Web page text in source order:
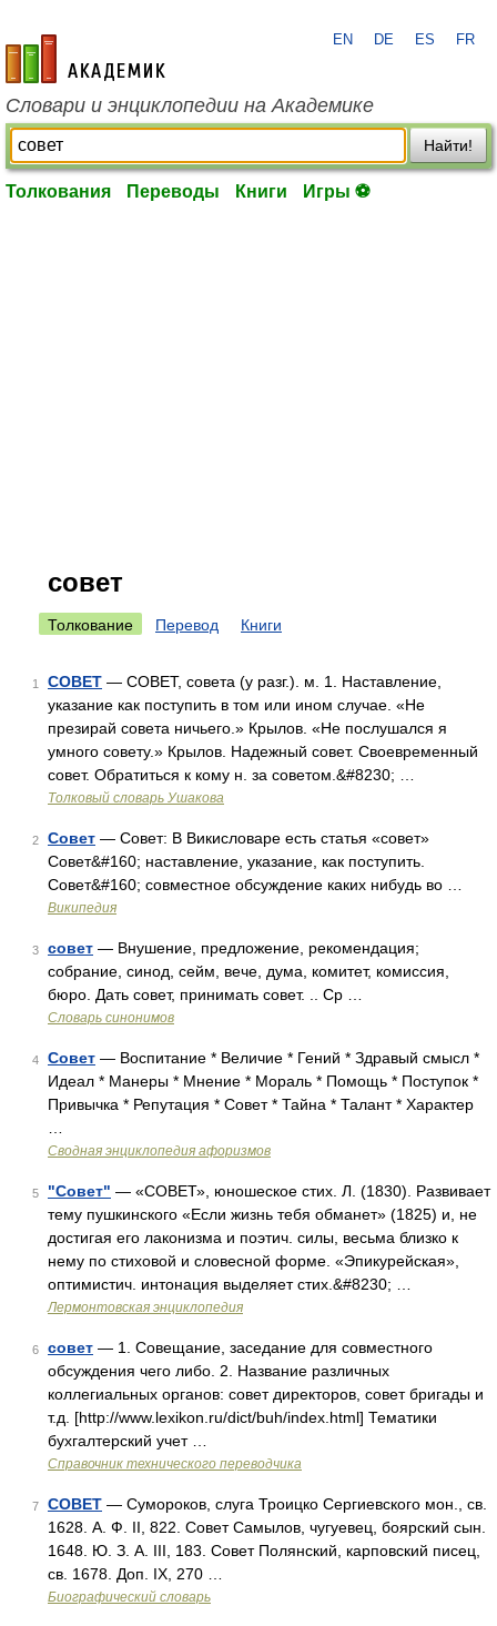
academic.ru
EN DE ES FR
Словари и энциклопедии на Академике
Найти!
Толкования Переводы Книги Игры ⚽
совет
Толкование Перевод Книги
1 СОВЕТ — СОВЕТ, совета (у разг.). м. 1. Наставление,
указание как поступить в том или ином случае. «Не
презирай совета ничьего.» Крылов. «Не послушался я
умного совету.» Крылов. Надежный совет. Своевременный
совет. Обратиться к кому н. за советом.&#8230; …
Толковый словарь Ушакова
2 Совет — Совет: В Викисловаре есть статья «совет»
Совет&#160; наставление, указание, как поступить.
Совет&#160; совместное обсуждение каких нибудь во …
Википедия
3 совет — Внушение, предложение, рекомендация;
собрание, синод, сейм, вече, дума, комитет, комиссия,
бюро. Дать совет, принимать совет. .. Ср …
Словарь синонимов
4 Совет — Воспитание * Величие * Гений * Здравый смысл *
Идеал * Манеры * Мнение * Мораль * Помощь * Поступок *
Привычка * Репутация * Совет * Тайна * Талант * Характер
Сводная энциклопедия афоризмов
5 "Совет" — «СОВЕТ», юношеское стих. Л. (1830). Развивает
тему пушкинского «Если жизнь тебя обманет» (1825) и, не
достигая его лаконизма и поэтич. силы, весьма близко к
нему по стиховой и словесной форме. «Эпикурейская»,
оптимистич. интонация выделяет стих.&#8230; …
Лермонтовская энциклопедия
6 совет — 1. Совещание, заседание для совместного
обсуждения чего либо. 2. Название различных
коллегиальных органов: совет директоров, совет бригады и
т.д. [http://www.lexikon.ru/dict/buh/index.html] Тематики
бухгалтерский учет …
Справочник технического переводчика
7 СОВЕТ — Сумороков, слуга Троицко Сергиевского мон., св.
1628. А. Ф. II, 822. Совет Самылов, чугуевец, боярский сын.
1648. Ю. З. А. III, 183. Совет Полянский, карповский писец,
св. 1678. Доп. IX, 270 …
Биографический словарь